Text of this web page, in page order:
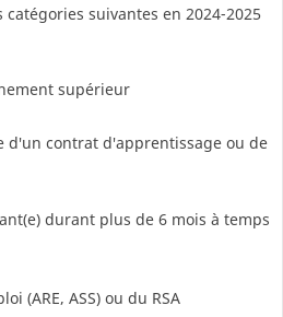
catégories suivantes en 2024-2025
supérieur
d'un contrat d'apprentissage ou de
durant plus de 6 mois à temps
(ARE, ASS) ou du RSA